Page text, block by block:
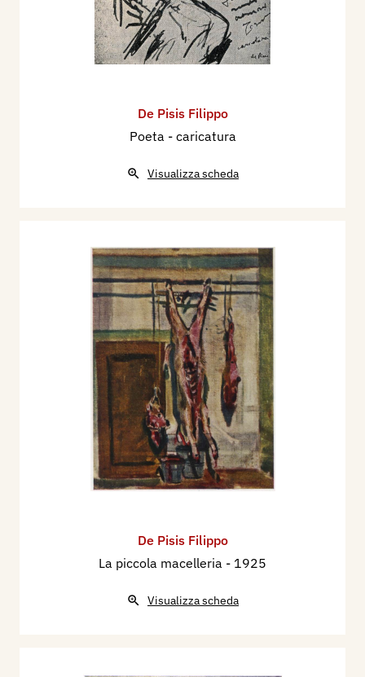
De Pisis Filippo
Poeta - caricatura
Visualizza scheda
De Pisis Filippo
La piccola macelleria - 1925
Visualizza scheda